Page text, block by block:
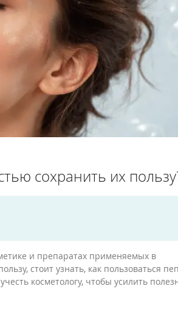
сохранить их
и препаратах применяемых в
стоит узнать, как пользоваться
косметологу, чтобы усилить